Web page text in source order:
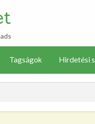
Új
hirdetés
Tagságok Hirdetési